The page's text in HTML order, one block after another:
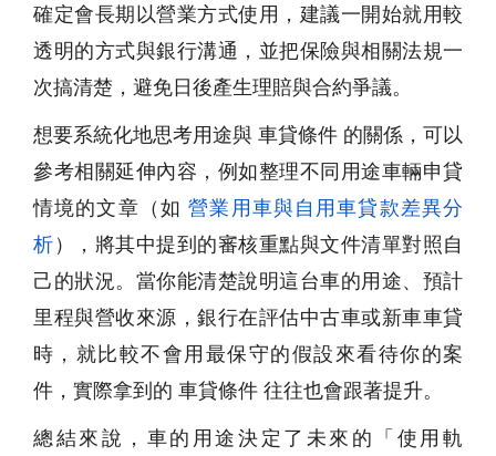
確定會長期以營業方式使用，建議一開始就用較
透明的方式與銀行溝通，並把保險與相關法規一
次搞清楚，避免日後產生理賠與合約爭議。
想要系統化地思考用途與 車貸條件 的關係，可以
參考相關延伸內容，例如整理不同用途車輛申貸
情境的文章（如 營業用車與自用車貸款差異分
析），將其中提到的審核重點與文件清單對照自
己的狀況。當你能清楚說明這台車的用途、預計
里程與營收來源，銀行在評估中古車或新車車貸
時，就比較不會用最保守的假設來看待你的案
件，實際拿到的 車貸條件 往往也會跟著提升。
總結來說，車的用途決定了未來的「使用軌